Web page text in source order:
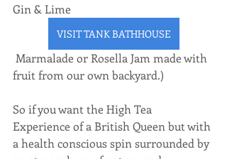
Gin & Lime
VISIT TANK BATHHOUSE
fruit from our own backyard.)
So if you want the High Tea
Experience of a British Queen but with
a health conscious spin surrounded by